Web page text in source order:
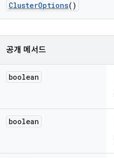
ClusterOptions()
공개 메서드
boolean
boolean